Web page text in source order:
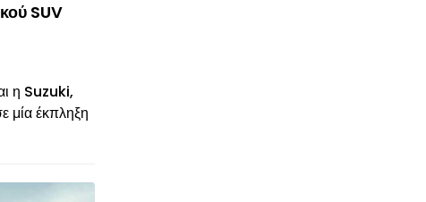
© enkinisi.gr
SUV
η Suzuki,
μία έκπληξη